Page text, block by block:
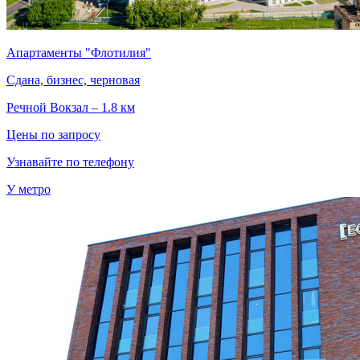
Апартаменты "Флотилия"
Сдана, бизнес, черновая
Речной Вокзал – 1.8 км
Цены по запросу
Узнавайте по телефону
У метро